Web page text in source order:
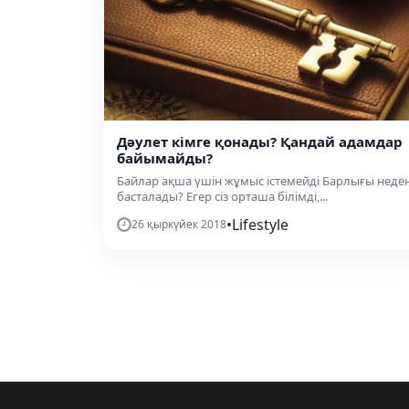
Дәулет кімге қонады? Қандай адамдар
байымайды?
Байлар ақша үшін жұмыс істемейді Барлығы
басталады? Егер сіз орташа білімді,...
26 қыркүйек 2018•Lifestyle